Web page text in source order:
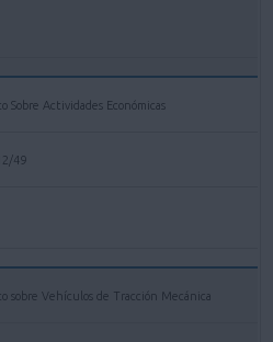
Sobre Actividades Económicas
49
sobre Vehículos de Tracción Mecánica